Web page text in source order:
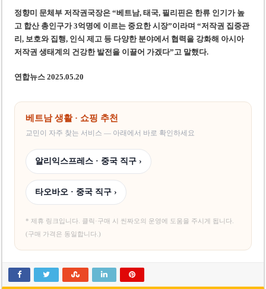
정향미 문체부 저작권국장은 “베트남, 태국, 필리핀은 한류 인기가 높
고 합산 총인구가 3억명에 이르는 중요한 시장”이라며 “저작권 집중관
리, 보호와 집행, 인식 제고 등 다양한 분야에서 협력을 강화해 아시아
저작권 생태계의 건강한 발전을 이끌어 가겠다”고 말했다.
연합뉴스 2025.05.20
베트남 생활 · 쇼핑 추천
교민이 자주 찾는 서비스 — 아래에서 바로 확인하세요
알리익스프레스 · 중국 직구 ›
타오바오 · 중국 직구 ›
* 제휴 링크입니다. 클릭·구매 시 씬짜오의 운영에 도움을 주시게 됩니다.
(구매 가격은 동일합니다.)